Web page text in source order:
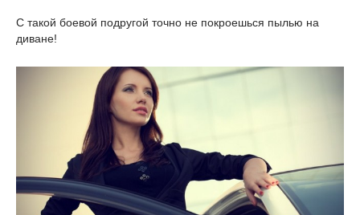
С такой боевой подругой точно не покроешься пылью на
диване!